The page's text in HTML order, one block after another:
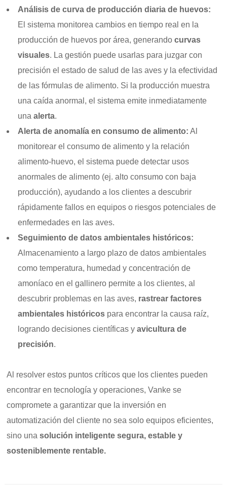
Análisis de curva de producción diaria de huevos:
El sistema monitorea cambios en tiempo real en la
producción de huevos por área, generandocurvas
visuales. La gestión puede usarlas para juzgar con
precisión el estado de salud de las aves y la efectividad
de las fórmulas de alimento. Si la producción muestra
una caída anormal, el sistema emite inmediatamente
unaalerta.
Alerta de anomalía en consumo de alimento: Al
monitorear el consumo de alimento y la relación
alimento-huevo, el sistema puede detectar usos
anormales de alimento (ej. alto consumo con baja
producción), ayudando a los clientes a descubrir
rápidamente fallos en equipos o riesgos potenciales de
enfermedades en las aves.
Seguimiento de datos ambientales históricos:
Almacenamiento a largo plazo de datos ambientales
como temperatura, humedad y concentración de
amoníaco en el gallinero permite a los clientes, al
descubrir problemas en las aves, rastrear factores
ambientales históricos para encontrar la causa raíz,
logrando decisiones científicas yavicultura de
precisión.
Al resolver estos puntos críticos que los clientes pueden
encontrar en tecnología y operaciones, Vanke se
compromete a garantizar que la inversión en
automatización del cliente no sea solo equipos eficientes,
sino unasolución inteligente segura, estable y
sosteniblemente rentable.